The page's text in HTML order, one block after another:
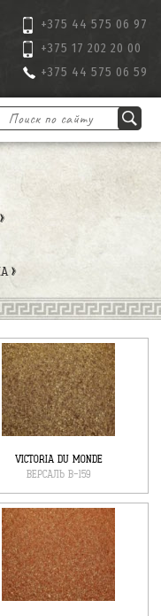
+375 44 575 06 97
+375 17 202 20 00
+375 44 575 06 59
VICTORIA DU MONDE
ВЕРСАЛЬ В-159